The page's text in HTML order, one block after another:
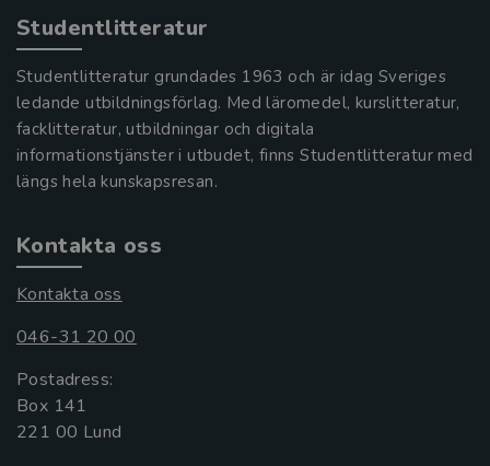
Studentlitteratur
Studentlitteratur grundades 1963 och är idag Sveriges
ledande utbildningsförlag. Med läromedel, kurslitteratur,
facklitteratur, utbildningar och digitala
informationstjänster i utbudet, finns Studentlitteratur med
längs hela kunskapsresan.
Kontakta oss
Kontakta oss
046-31 20 00
Postadress:
Box 141
221 00 Lund